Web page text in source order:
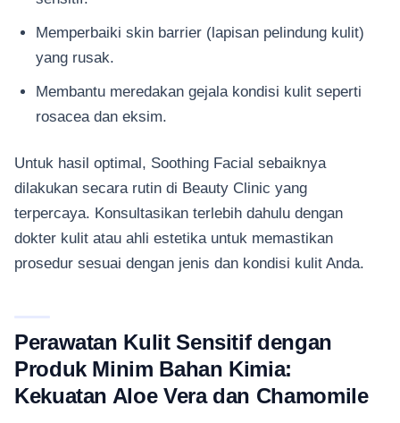
Memperbaiki skin barrier (lapisan pelindung kulit)
yang rusak.
Membantu meredakan gejala kondisi kulit seperti
rosacea dan eksim.
Untuk hasil optimal, Soothing Facial sebaiknya
dilakukan secara rutin di Beauty Clinic yang
terpercaya. Konsultasikan terlebih dahulu dengan
dokter kulit atau ahli estetika untuk memastikan
prosedur sesuai dengan jenis dan kondisi kulit Anda.
Perawatan Kulit Sensitif dengan
Produk Minim Bahan Kimia:
Kekuatan Aloe Vera dan Chamomile